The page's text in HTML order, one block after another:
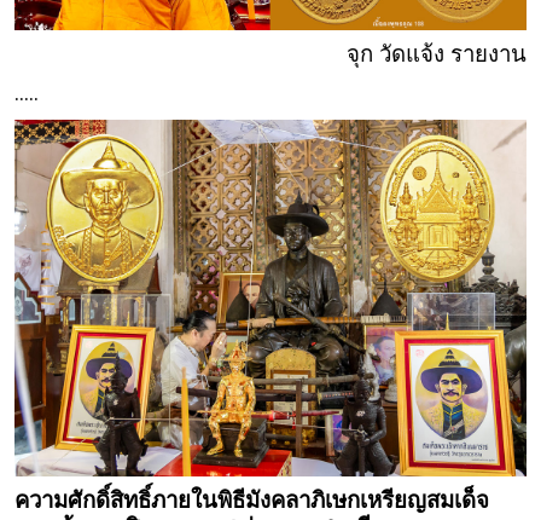
จุก วัดแจ้ง รายงาน
.....
ความศักดิ์สิทธิ์ภายในพิธีมังคลาภิเษกเหรียญสมเด็จ